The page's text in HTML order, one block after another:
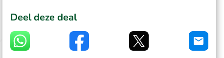
Deel deze deal